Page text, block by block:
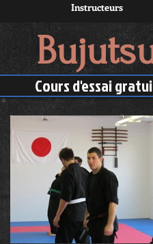
Instructeurs
Cours d'essai